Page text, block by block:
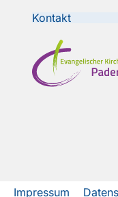
Kontakt
Impressum